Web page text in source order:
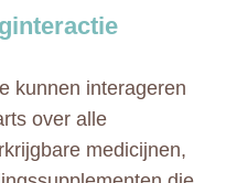
kunnen interageren
over alle
medicijnen,